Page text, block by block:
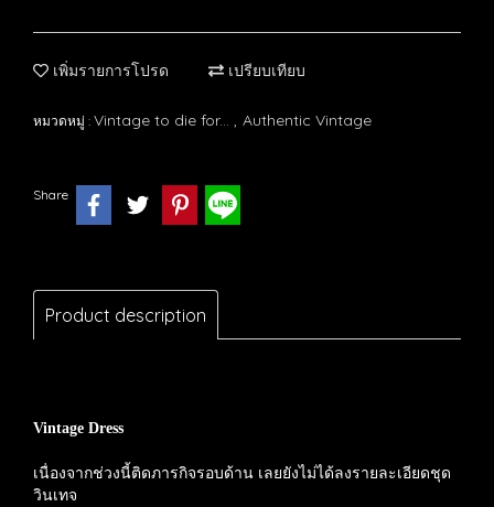
เพิ่มรายการโปรด เปรียบเทียบ
หมวดหมู่ : Vintage to die for... , Authentic Vintage
Share
Product description
Vintage Dress
เนื่องจากช่วงนี้ติดภารกิจรอบด้าน เลยยังไม่ได้ลงรายละเอียดชุด
วินเทจ